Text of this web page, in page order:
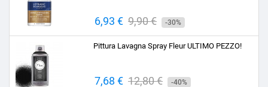
Prezzo
6,93 € Prezzo
base
9,90 € -30%
Pittura Lavagna Spray Fleur ULTIMO PEZZO!
Prezzo
7,68 € Prezzo
12,80 € -40%